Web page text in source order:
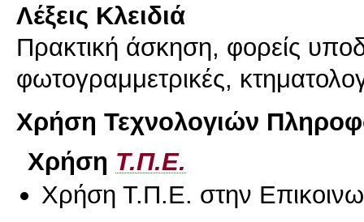
Λέξεις Κλειδιά
Πρακτική άσκηση, φορείς
φωτογραμμετρικές,
Χρήση Τεχνολογιών
Χρήση Τ.Π.Ε.
Χρήση Τ.Π.Ε. στην